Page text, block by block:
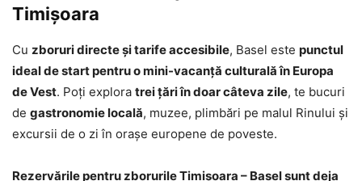
Timișoara
Cu zboruri directe și tarife accesibile, Basel este punctul
ideal de start pentru o mini-vacanță culturală în Europa
de Vest. Poți explora trei țări în doar câteva zile, te bucuri
de gastronomie locală, muzee, plimbări pe malul Rinului și
excursii de o zi în orașe europene de poveste.
Rezervările pentru zborurile Timișoara – Basel sunt deja